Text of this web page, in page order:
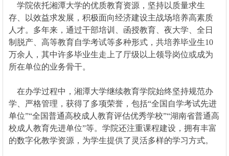
学院依托湘潭大学的优质教育资源，坚持以质量求生
存、以效益求发展，积极面向经济建设主战场培养高素质
人才。多年来，通过干部培训、函授教育、夜大学、全日
制脱产、高等教育自学考试等多种形式，共培养毕业生10
万余人，其中许多毕业生走上了厅级以上领导岗位或成为
所在单位的业务骨干。
在办学过程中，湘潭大学继续教育学院始终坚持规范办
学、严格管理，获得了多项荣誉，包括“全国自学考试先进
单位”“全国普通高校成人教育评估优秀学校”“湖南省普通高
校成人教育先进单位”等。学院还注重课程建设，拥有丰富
的数字化教学资源，为学生提供了灵活多样的学习方式。